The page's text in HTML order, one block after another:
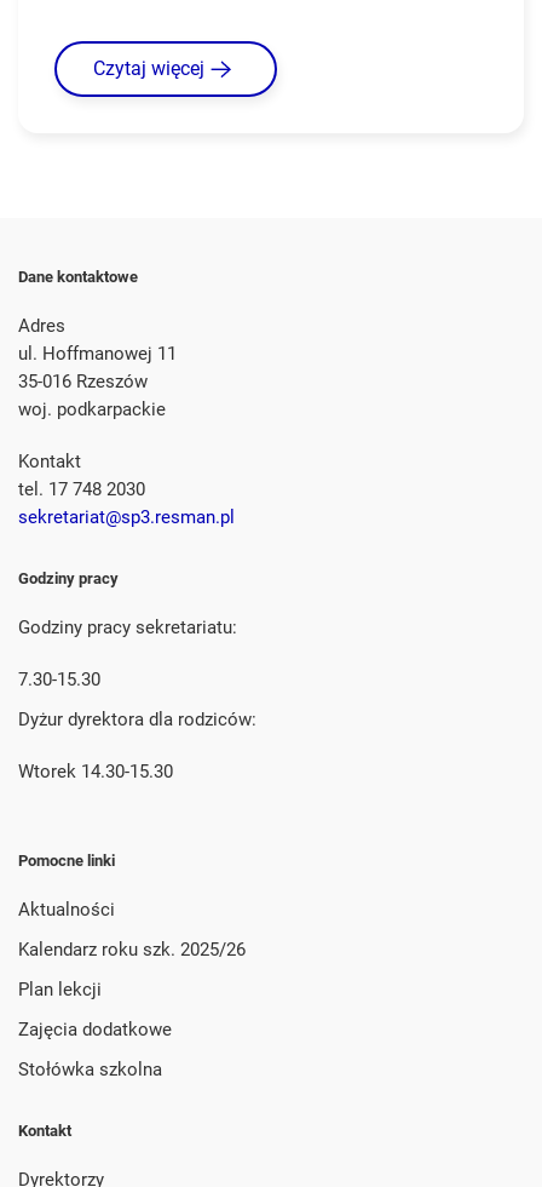
Czytaj więcej
Dane kontaktowe
Adres
ul. Hoffmanowej 11
35-016 Rzeszów
woj. podkarpackie
Kontakt
tel. 17 748 2030
sekretariat@sp3.resman.pl
Godziny pracy
Godziny pracy sekretariatu:
7.30-15.30
Dyżur dyrektora dla rodziców:
Wtorek 14.30-15.30
Pomocne linki
Aktualności
Kalendarz roku szk. 2025/26
Plan lekcji
Zajęcia dodatkowe
Stołówka szkolna
Kontakt
Dyrektorzy